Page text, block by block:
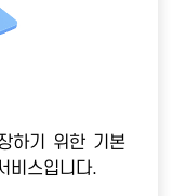
하기 위한 기본
비스입니다.